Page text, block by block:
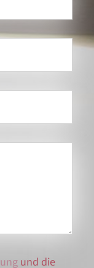
und die